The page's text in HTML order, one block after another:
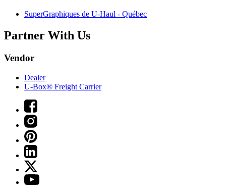
SuperGraphiques de U-Haul - Québec
Partner With Us
Vendor
Dealer
U-Box® Freight Carrier